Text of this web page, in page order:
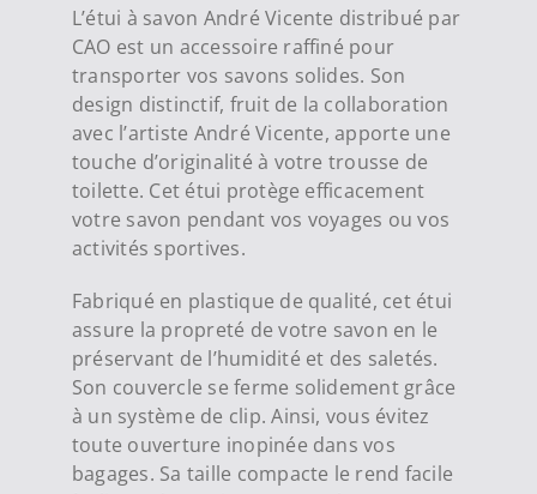
L’étui à savon André Vicente distribué par
CAO est un accessoire raffiné pour
transporter vos savons solides. Son
design distinctif, fruit de la collaboration
avec l’artiste André Vicente, apporte une
touche d’originalité à votre trousse de
toilette. Cet étui protège efficacement
votre savon pendant vos voyages ou vos
activités sportives.
Fabriqué en plastique de qualité, cet étui
assure la propreté de votre savon en le
préservant de l’humidité et des saletés.
Son couvercle se ferme solidement grâce
à un système de clip. Ainsi, vous évitez
toute ouverture inopinée dans vos
bagages. Sa taille compacte le rend facile